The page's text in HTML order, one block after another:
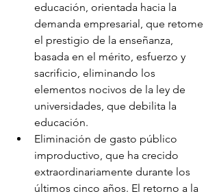
educación, orientada hacia la
demanda empresarial, que retome
el prestigio de la enseñanza,
basada en el mérito, esfuerzo y
sacrificio, eliminando los
elementos nocivos de la ley de
universidades, que debilita la
educación.
Eliminación de gasto público
improductivo, que ha crecido
extraordinariamente durante los
últimos cinco años. El retorno a la